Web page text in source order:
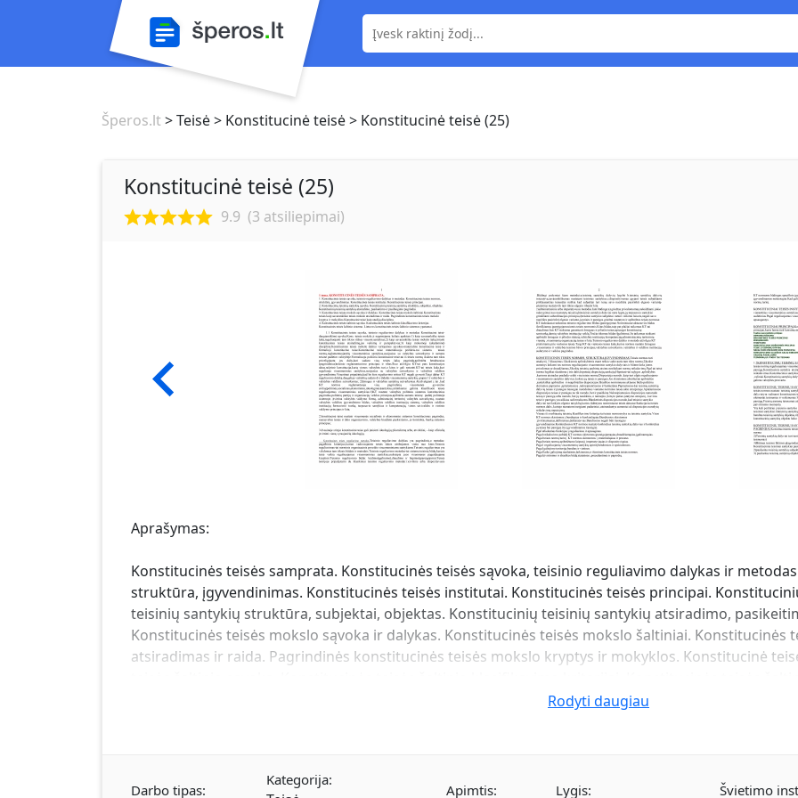
Šperos.lt> Teisė> Konstitucinė teisė> Konstitucinė teisė (25)
Konstitucinė teisė (25)
9.9 (3 atsiliepimai)
Aprašymas:
Konstitucinės teisės samprata. Konstitucinės teisės sąvoka, teisinio reguliavimo dalykas ir
struktūra, įgyvendinimas. Konstitucinės teisės institutai. Konstitucinės teisės principai.
teisinių santykių struktūra, subjektai, objektas. Konstitucinių teisinių santykių atsiradimo,
Konstitucinės teisės mokslo sąvoka ir dalykas. Konstitucinės teisės mokslo šaltiniai. Konstitucinės
atsiradimas ir raida. Pagrindinės konstitucinės teisės mokslo kryptys ir mokyklos. Konstitucinė
teisės šaltinio sistemos ypatumai. Konstitucijų modeliai. Konstitucijos samprata ir pagrindinės
sprendimai. 1918 metų vasario 16 dienos Nepriklausomybės aktas, 1920 metų gegužės 15 d.
Rodyti daugiau
Darbo tipas:
Kategorija:
Apimtis: Lygis: Švietimo